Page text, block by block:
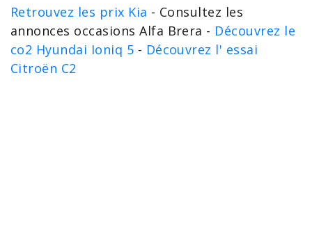
Retrouvez les prix Kia - Consultez les
annonces occasions Alfa Brera - Découvrez le
co2 Hyundai Ioniq 5 - Découvrez l' essai
Citroën C2